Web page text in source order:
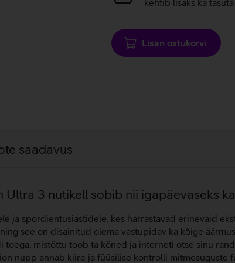
Lisan ostukorvi
saadavus
3 nutikell sobib nii igapäevaseks
ja spordientusiastidele, kes harrastavad erinevaid
see on disainitud olema vastupidav ka kõige
mistõttu toob ta kõned ja interneti otse sinu
nupp annab kiire ja füüsilise kontrolli mitmesuguste